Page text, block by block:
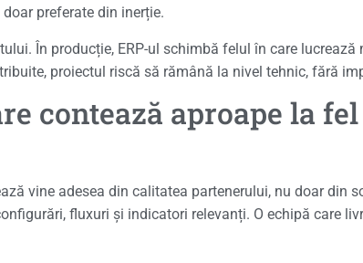
preferate din inerție.
În producție, ERP-ul schimbă felul în care
proiectul riscă să rămână la nivel tehnic, fără
contează aproape la
vine adesea din calitatea partenerului, nu doar din
fluxuri și indicatori relevanți. O echipă care